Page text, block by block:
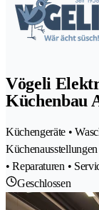
Vögeli
Küchenbau
Küchengeräte •
• Reparaturen •
Geschlossen